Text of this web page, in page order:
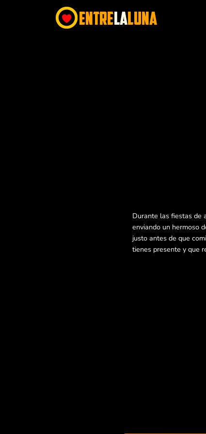
Durante las fiestas de
enviando un hermoso
justo antes de que
tienes presente y que